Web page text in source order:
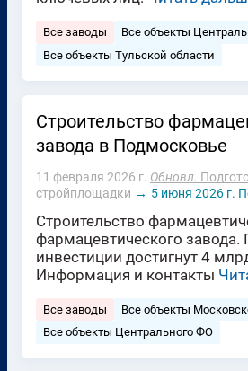
Все заводы
Все объекты
Все объекты Тульской области
Строительство
завода в Подмосковье
11 февраля 2026 г. Обновл.
стройплощадки → 5 июня 2026 г.
Строительство
фармацевтического
инвестиции достигнут 4
Информация и контакты
Все заводы
Все объекты
Все объекты Центрального ФО